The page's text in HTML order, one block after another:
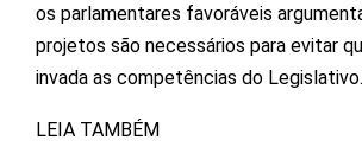
os parlamentares favoráveis
projetos são necessários para evitar
invada as competências do Legislativo.
LEIA TAMBÉM